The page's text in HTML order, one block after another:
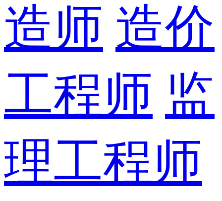
造师 造价
工程师 监
理工程师